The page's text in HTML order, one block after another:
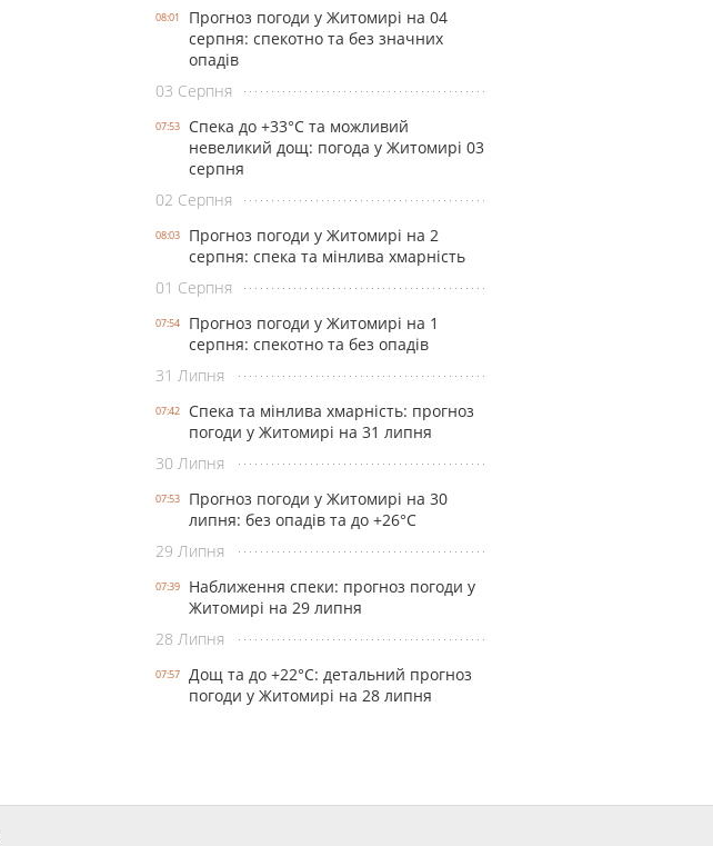
08:01
Прогноз погоди у Житомирі на 04
серпня: спекотно та без значних
опадів
03 Серпня
07:53
Спека до +33°С та можливий
невеликий дощ: погода у Житомирі 03
серпня
02 Серпня
08:03
Прогноз погоди у Житомирі на 2
серпня: спека та мінлива хмарність
01 Серпня
07:54
Прогноз погоди у Житомирі на 1
серпня: спекотно та без опадів
31 Липня
07:42
Спека та мінлива хмарність: прогноз
погоди у Житомирі на 31 липня
30 Липня
07:53
Прогноз погоди у Житомирі на 30
липня: без опадів та до +26°С
29 Липня
07:39
Наближення спеки: прогноз погоди у
Житомирі на 29 липня
28 Липня
07:57
Дощ та до +22°С: детальний прогноз
погоди у Житомирі на 28 липня